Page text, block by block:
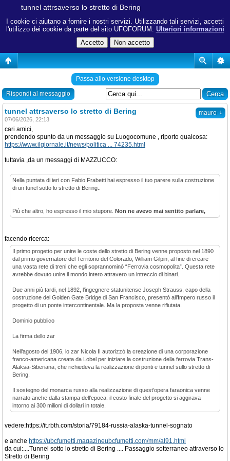
I cookie ci aiutano a fornire i nostri servizi. Utilizzando tali servizi, accetti
l'utilizzo dei cookie da parte del sito UFOFORUM. Ulteriori informazioni
tunnel attrsaverso lo stretto di Bering
Passa allo versione desktop
Rispondi al messaggio
mauro ↓
tunnel attrsaverso lo stretto di Bering
07/06/2026, 22:13
cari amici,
prendendo spunto da un messaggio su Luogocomune , riporto qualcosa:
https://www.ilgiornale.it/news/politica ... 74235.html
tuttavia ,da un messaggi di MAZZUCCO:
Nella puntata di ieri con Fabio Frabetti hai espresso il tuo parere sulla costruzione
di un tunel sotto lo stretto di Bering..
Più che altro, ho espresso il mio stupore. Non ne avevo mai sentito parlare,
facendo ricerca:
Il primo progetto per unire le coste dello stretto di Bering venne proposto nel 1890
dal primo governatore del Territorio del Colorado, William Gilpin, al fine di creare
una vasta rete di treni che egli soprannominò “Ferrovia cosmopolita”. Questa rete
avrebbe dovuto unire il mondo intero attravero un intreccio di binari.
Due anni più tardi, nel 1892, l’ingegnere statunitense Joseph Strauss, capo della
costruzione del Golden Gate Bridge di San Francisco, presentò all’Impero russo il
progetto di un ponte intercontinentale. Ma la proposta venne rifiutata.
Dominio pubblico
La firma dello zar
Nell’agosto del 1906, lo zar Nicola II autorizzò la creazione di una corporazione
franco-americana creata da Lobel per iniziare la costruzione della ferrovia Trans-
Alaksa-Siberiana, che richiedeva la realizzazione di ponti e tunnel sullo stretto di
Bering.
Il sostegno del monarca russo alla realizzazione di quest’opera faraonica venne
narrato anche dalla stampa dell’epoca: il costo finale del progetto si aggirava
intorno ai 300 milioni di dollari in totale.
vedere:https://it.rbth.com/storia/79184-russia-alaska-tunnel-sognato
e anche https://ubcfumetti.magazineubcfumetti.com/mm/al91.html
da cui:....Tunnel sotto lo stretto di Bering .... Passaggio sotterraneo attraverso lo
Stretto di Bering